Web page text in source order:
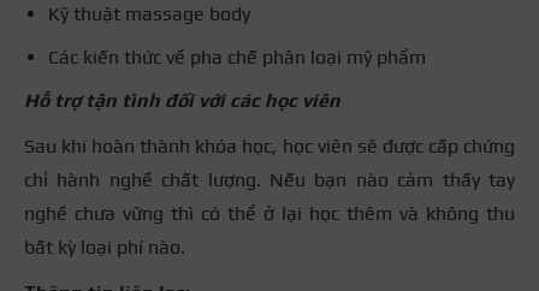
Kỹ thuật massage body
Các kiến thức về pha chế phân loại mỹ phẩm
Hỗ trợ tận tình đối với các học viên
Sau khi hoàn thành khóa học, học viên sẽ được cấp chứng
chỉ hành nghề chất lượng. Nếu bạn nào cảm thấy tay
nghề chưa vững thì có thể ở lại học thêm và không thu
bất kỳ loại phí nào.